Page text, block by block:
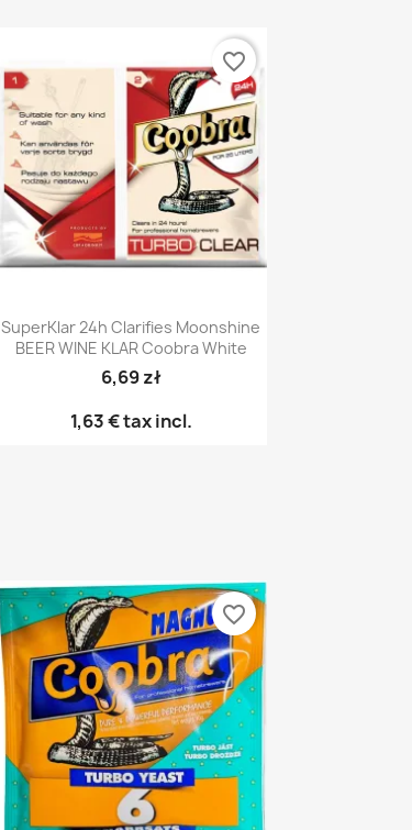
Γρήγορη προβολή
SuperKlar 24h Clarifies Moonshine
BEER WINE KLAR Coobra White
6,69 zł
1,63 €tax incl.
favorite_border
favorite_border